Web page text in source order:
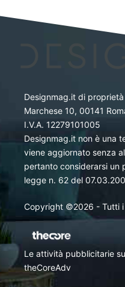
Designmag.it di
Marchese 10, 00141
I.V.A. 12279101005
Designmag.it non è una
viene aggiornato senza
pertanto considerarsi un
legge n. 62 del
Copyright ©2026 - Tutti
Le attività pubblicitarie
theCoreAdv